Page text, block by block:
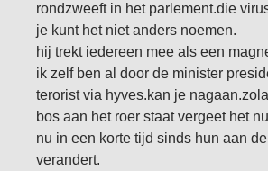
rondzweeft in het parlement.die
je kunt het niet anders noemen.
hij trekt iedereen mee als een
ik zelf ben al door de minister
terorist via hyves.kan je
bos aan het roer staat vergeet het
nu in een korte tijd sinds hun aan
verandert.